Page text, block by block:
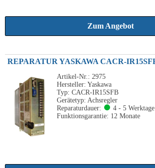
Zum Angebot
Artikel-Nr.: 2975
Hersteller: Yaskawa
Typ: CACR-IR15SFB
Gerätetyp: Achsregler
Reparaturdauer:
4 - 5 Werktage
Funktionsgarantie: 12 Monate